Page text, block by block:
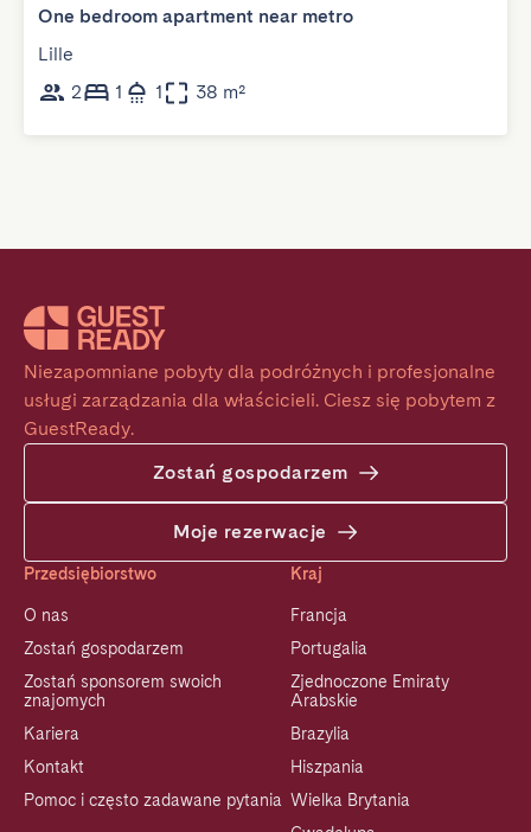
One bedroom apartment near metro
Lille
2
1 1 38 m²
Niezapomniane pobyty dla podróżnych i profesjonalne
usługi zarządzania dla właścicieli. Ciesz się pobytem z
GuestReady.
Zostań gospodarzem
Moje rezerwacje
Przedsiębiorstwo
O nas
Zostań gospodarzem
Zostań sponsorem swoich
znajomych
Kariera
Kontakt
Pomoc i często zadawane pytania
Kraj
Francja
Portugalia
Zjednoczone Emiraty
Arabskie
Brazylia
Hiszpania
Wielka Brytania